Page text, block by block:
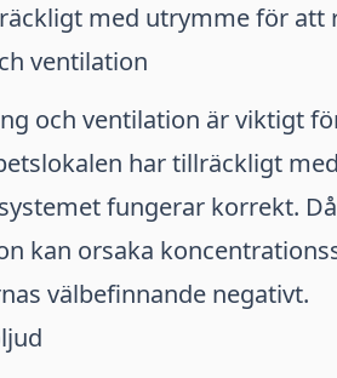
med utrymme för att
ventilation
och ventilation är viktigt
har tillräckligt
fungerar korrekt.
kan orsaka
välbefinnande negativt.